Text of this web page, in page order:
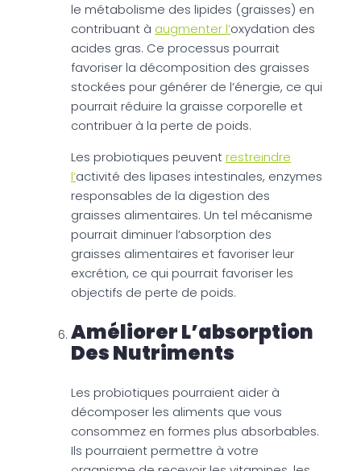
le métabolisme des lipides (graisses) en
contribuant à augmenter l’oxydation des
acides gras. Ce processus pourrait
favoriser la décomposition des graisses
stockées pour générer de l’énergie, ce qui
pourrait réduire la graisse corporelle et
contribuer à la perte de poids.
Les probiotiques peuventrestreindre
l’activité des lipases intestinales, enzymes
responsables de la digestion des
graisses alimentaires. Un tel mécanisme
pourrait diminuer l’absorption des
graisses alimentaires et favoriser leur
excrétion, ce qui pourrait favoriser les
objectifs de perte de poids.
Améliorer L’absorption
Des Nutriments
Les probiotiques pourraient aider à
décomposer les aliments que vous
consommez en formes plus absorbables.
Ils pourraient permettre à votre